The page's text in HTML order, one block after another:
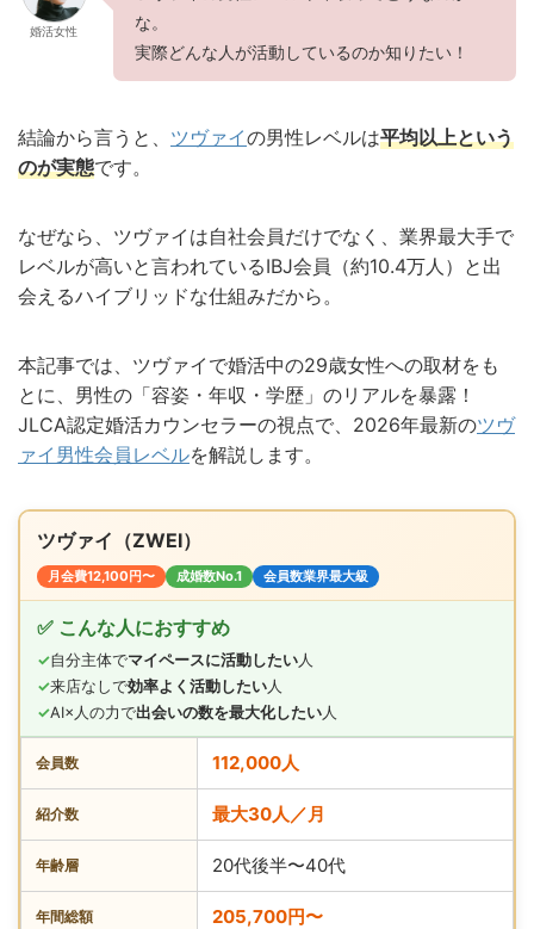
婚活女性
な。
実際どんな人が活動しているのか知りたい！
結論から言うと、 ツヴァイの男性レベルは平均以上という
のが実態です。
なぜなら、ツヴァイは自社会員だけでなく、業界最大手で
レベルが高いと言われているIBJ会員（約10.4万人）と出
会えるハイブリッドな仕組みだから。
本記事では、ツヴァイで婚活中の29歳女性への取材をも
とに、男性の「容姿・年収・学歴」のリアルを暴露！
JLCA認定婚活カウンセラーの視点で、2026年最新のツヴ
ァイ男性会員レベルを解説します。
ツヴァイ（ZWEI）
月会費12,100円〜 成婚数No.1 会員数業界最大級
✅ こんな人におすすめ
✓自分主体でマイペースに活動したい人
✓来店なしで効率よく活動したい人
✓AI×人の力で出会いの数を最大化したい人
会員数 112,000人
紹介数 最大30人／月
年齢層 20代後半〜40代
年間総額 205,700円〜